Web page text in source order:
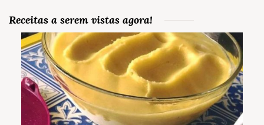
Receitas a serem vistas agora!